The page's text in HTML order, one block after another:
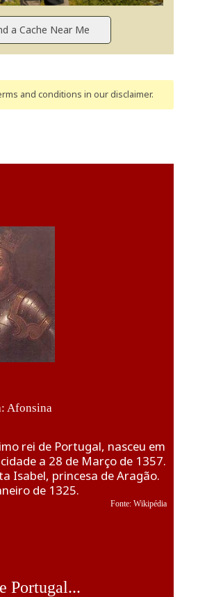
and conditions in our disclaimer.
Afonsina
rei de Portugal, nasceu em
a 28 de Março de 1357.
Isabel, princesa de Aragão.
de 1325.
Fonte: Wikipédia
Portugal...